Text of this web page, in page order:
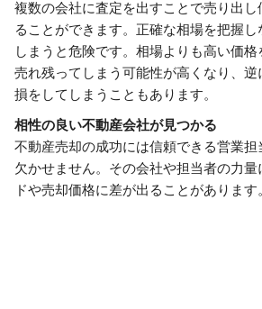
複数の会社に査定を出すことで売り出
ることができます。正確な相場を把握
しまうと危険です。相場よりも高い価
売れ残ってしまう可能性が高くなり、逆
損をしてしまうこともあります。
相性の良い不動産会社が見つかる
不動産売却の成功には信頼できる営業
欠かせません。その会社や担当者の力
ドや売却価格に差が出ることがあります。